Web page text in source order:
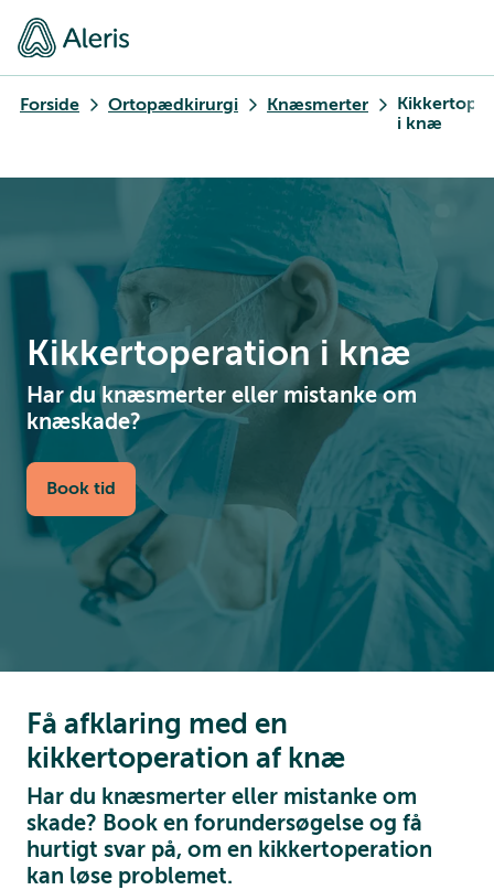
Forside Ortopædkirurgi Knæsmerter
i knæ
Kikkertoperation i knæ
Har du knæsmerter eller mistanke om
knæskade?
Book tid
Få afklaring med en
kikkertoperation af knæ
Har du knæsmerter eller mistanke om
skade? Book en forundersøgelse og få
hurtigt svar på, om en kikkertoperation
kan løse problemet.